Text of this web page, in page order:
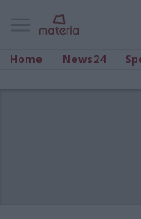
Home News24